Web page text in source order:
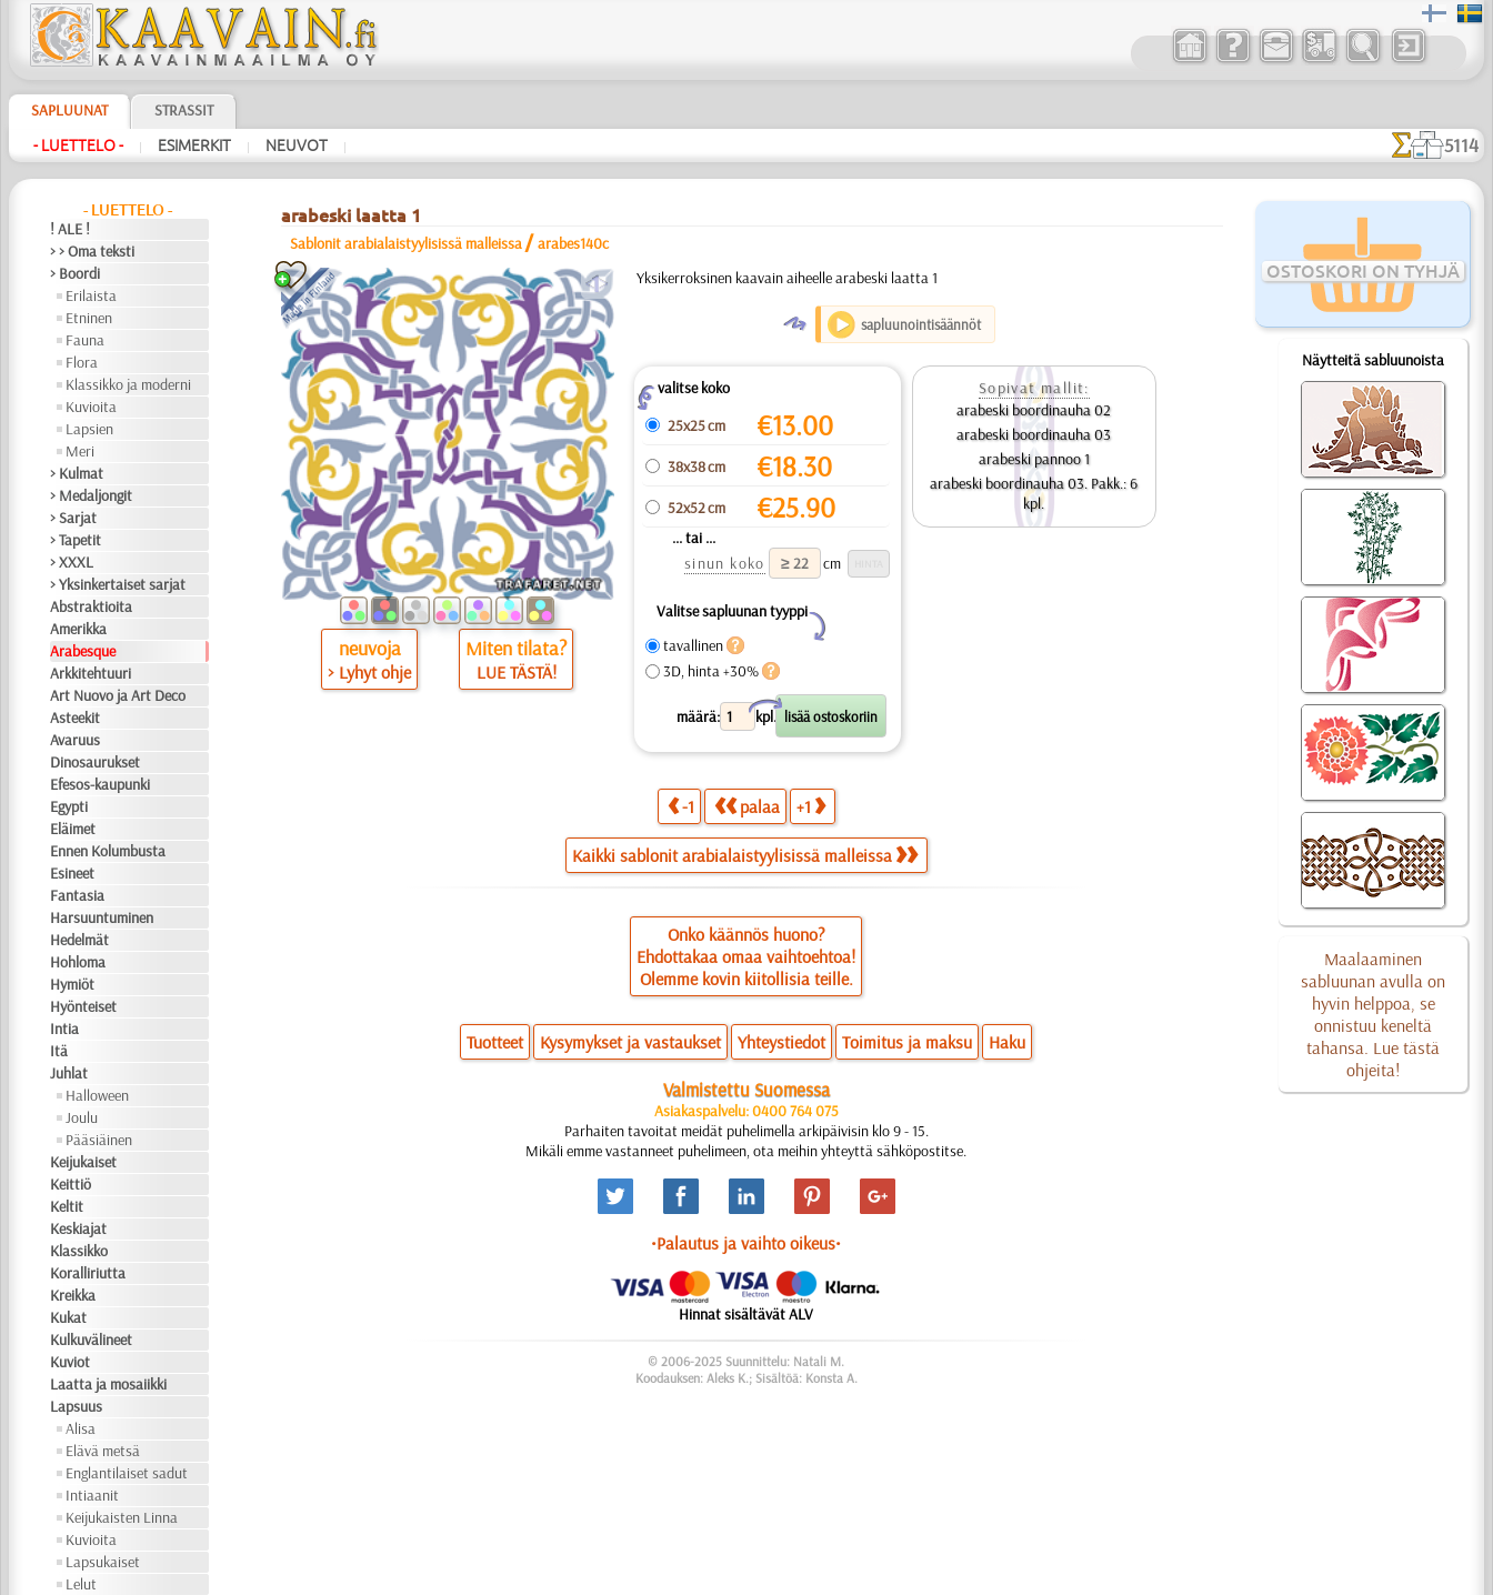
SAPLUUNAT STRASSIT
- LUETTELO - | ESIMERKIT | NEUVOT | 5114
- LUETTELO -
! ALE !
> > Oma teksti
> Boordi
Erilaista
Etninen
Fauna
Flora
Klassikko ja moderni
Kuvioita
Lapsien
Meri
> Kulmat
> Medaljongit
> Sarjat
> Tapetit
> XXXL
> Yksinkertaiset sarjat
Abstraktioita
Amerikka
Arabesque
Arkkitehtuuri
Art Nuovo ja Art Deco
Asteekit
Avaruus
Dinosaurukset
Efesos-kaupunki
Egypti
Eläimet
Ennen Kolumbusta
Esineet
Fantasia
Harsuuntuminen
Hedelmät
Hohloma
Hymiöt
Hyönteiset
Intia
Itä
Juhlat
Halloween
Joulu
Pääsiäinen
Keijukaiset
Keittiö
Keltit
Keskiajat
Klassikko
Koralliriutta
Kreikka
Kukat
Kulkuvälineet
Kuviot
Laatta ja mosaiikki
Lapsuus
Alisa
Elävä metsä
Englantilaiset sadut
Intiaanit
Keijukaisten Linna
Kuvioita
Lapsukaiset
Lelut
OSTOSKORI ON TYHJÄ
Näytteitä sabluunoista
Maalaaminen
sabluunan avulla on
hyvin helppoa, se
onnistuu keneltä
tahansa. Lue tästä
ohjeita!
arabeski laatta 1
Sablonit arabialaistyylisissä malleissa /arabes140c
a
neuvoja
> Lyhyt ohje
Miten tilata?
LUE TÄSTÄ!
Yksikerroksinen kaavain aiheelle arabeski laatta 1
O sapluunointisäännöt
Zvalitse koko
25x25 cm
€13.00
38x38 cm €18.30
52x52 cm €25.90
... tai ...
sinun koko
cm
Valitse sapluunan tyyppi
Y
tavallinen
3D, hinta +30%
määrä: kpl.
X
Sopivat mallit:
arabeski boordinauha 02
arabeski boordinauha 03
arabeski pannoo 1
arabeski boordinauha 03. Pakk.: 6
kpl.
-1 palaa +1
Kaikki sablonit arabialaistyylisissä malleissa
Onko käännös huono?
Ehdottakaa omaa vaihtoehtoa!
Olemme kovin kiitollisia teille.
Tuotteet Kysymykset ja vastaukset Yhteystiedot Toimitus ja maksu Haku
Valmistettu Suomessa
Asiakaspalvelu: 0400 764 075
Parhaiten tavoitat meidät puhelimella arkipäivisin klo 9 - 15.
Mikäli emme vastanneet puhelimeen, ota meihin yhteyttä sähköpostitse.
•Palautus ja vaihto oikeus•
Hinnat sisältävät ALV
© 2006-2025 Suunnittelu: Natali M.
Koodauksen: Aleks K.; Sisältöä: Konsta A.